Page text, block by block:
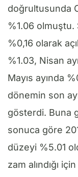
doğrultusunda
%1.06 olmuştu.
%0,16 olarak
%1.03, Nisan
Mayıs ayında
dönemin son
gösterdi. Buna
sonuca göre
düzeyi %5.01
zam alındığı